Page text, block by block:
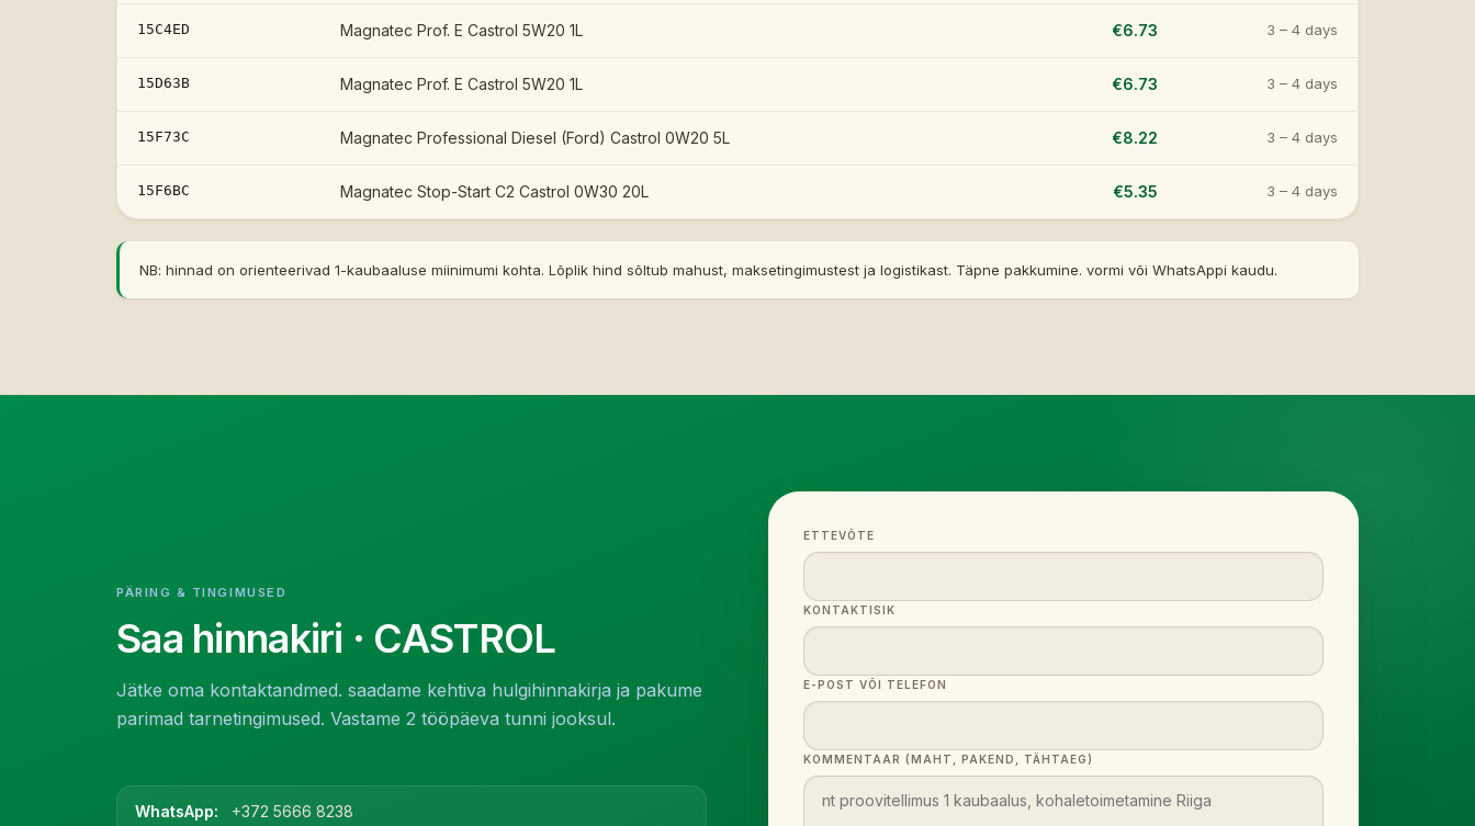
15C4ED Magnatec Prof. E Castrol 5W20 1L €6.73 3 – 4 days
15D63B Magnatec Prof. E Castrol 5W20 1L €6.73 3 – 4 days
15F73C Magnatec Professional Diesel (Ford) Castrol 0W20 5L €8.22 3 – 4 days
15F6BC Magnatec Stop-Start C2 Castrol 0W30 20L €5.35 3 – 4 days
NB: hinnad on orienteerivad 1-kaubaaluse miinimumi kohta. Lõplik hind sõltub mahust, maksetingimustest ja logistikast. Täpne pakkumine. vormi või WhatsAppi kaudu.
PÄRING & TINGIMUSED
Saa hinnakiri · CASTROL
Jätke oma kontaktandmed. saadame kehtiva hulgihinnakirja ja pakume
parimad tarnetingimused. Vastame 2 tööpäeva tunni jooksul.
WhatsApp: +372 5666 8238
ETTEVÕTE
KONTAKTISIK
E-POST VÕI TELEFON
KOMMENTAAR (MAHT, PAKEND, TÄHTAEG)